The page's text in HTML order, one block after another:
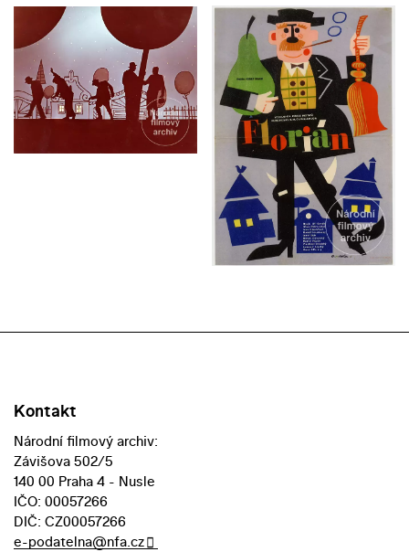
Kontakt
Národní filmový archiv:
Závišova 502/5
140 00 Praha 4 - Nusle
IČO: 00057266
DIČ: CZ00057266
e-podatelna@nfa.cz